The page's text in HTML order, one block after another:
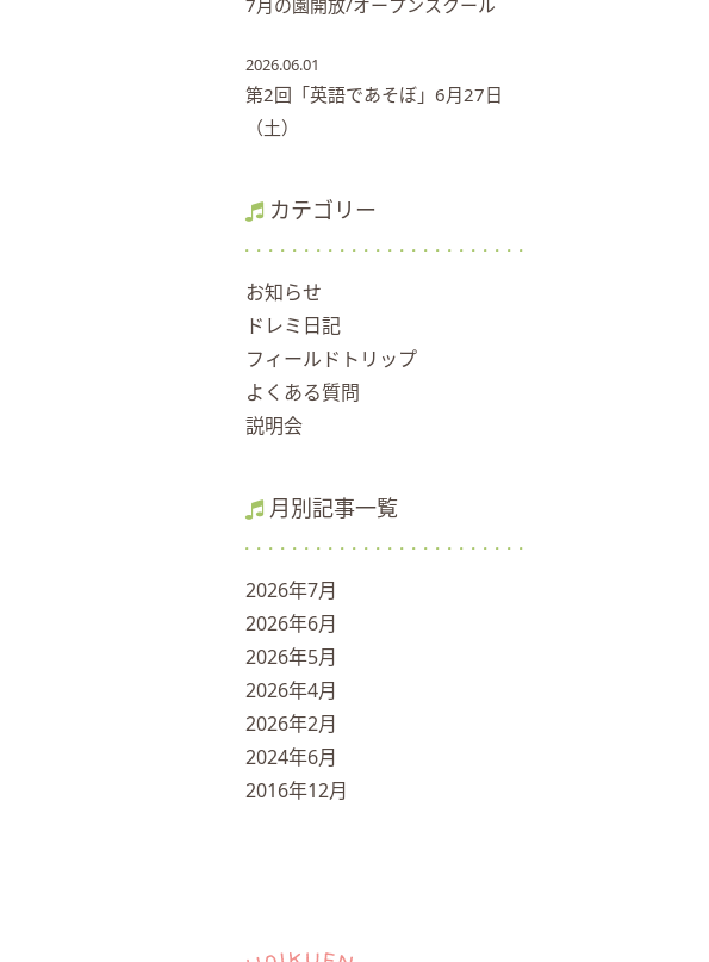
7月の園開放/オープンスクール
2026.06.01
第2回「英語であそぼ」6月27日
（土）
カテゴリー
お知らせ
ドレミ日記
フィールドトリップ
よくある質問
説明会
月別記事一覧
2026年7月
2026年6月
2026年5月
2026年4月
2026年2月
2024年6月
2016年12月